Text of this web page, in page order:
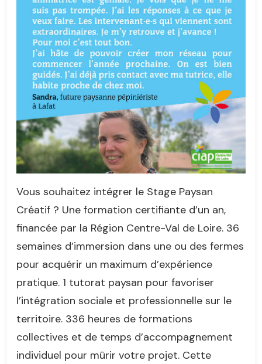
Vous souhaitez intégrer le Stage Paysan
Créatif ? Une formation certifiante d’un an,
financée par la Région Centre-Val de Loire. 36
semaines d’immersion dans une ou des fermes
pour acquérir un maximum d’expérience
pratique. 1 tutorat paysan pour favoriser
l’intégration sociale et professionnelle sur le
territoire. 336 heures de formations
collectives et de temps d’accompagnement
individuel pour mûrir votre projet. Cette